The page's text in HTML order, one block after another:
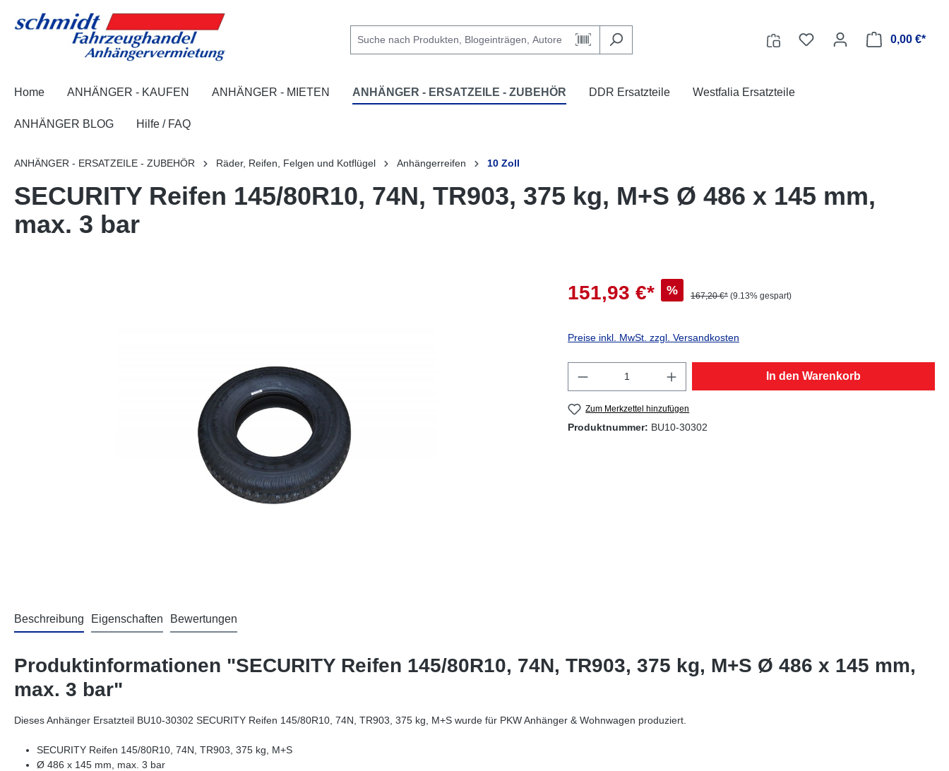
Zur Hauptnavigation springen
0,00 €*
Home ANHÄNGER - KAUFEN ANHÄNGER - MIETEN ANHÄNGER - ERSATZEILE - ZUBEHÖR DDR Ersatzteile Westfalia Ersatzteile
ANHÄNGER BLOG Hilfe / FAQ
ANHÄNGER - ERSATZEILE - ZUBEHÖR Räder, Reifen, Felgen und Kotflügel Anhängerreifen 10 Zoll
SECURITY Reifen 145/80R10, 74N, TR903, 375 kg, M+S Ø 486 x 145 mm,
max. 3 bar
151,93 €* % 167,20 €* (9.13% gespart)
Preise inkl. MwSt. zzgl. Versandkosten
Produkt Anzahl: Gib den gewünschten Wert ein
In den Warenkorb
Zum Merkzettel hinzufügen
Produktnummer: BU10-30302
Beschreibung Eigenschaften Bewertungen
Produktinformationen "SECURITY Reifen 145/80R10, 74N, TR903, 375 kg, M+S Ø 486 x 145 mm,
max. 3 bar"
Dieses Anhänger Ersatzteil BU10-30302 SECURITY Reifen 145/80R10, 74N, TR903, 375 kg, M+S wurde für PKW Anhänger & Wohnwagen produziert.
SECURITY Reifen 145/80R10, 74N, TR903, 375 kg, M+S
Ø 486 x 145 mm, max. 3 bar